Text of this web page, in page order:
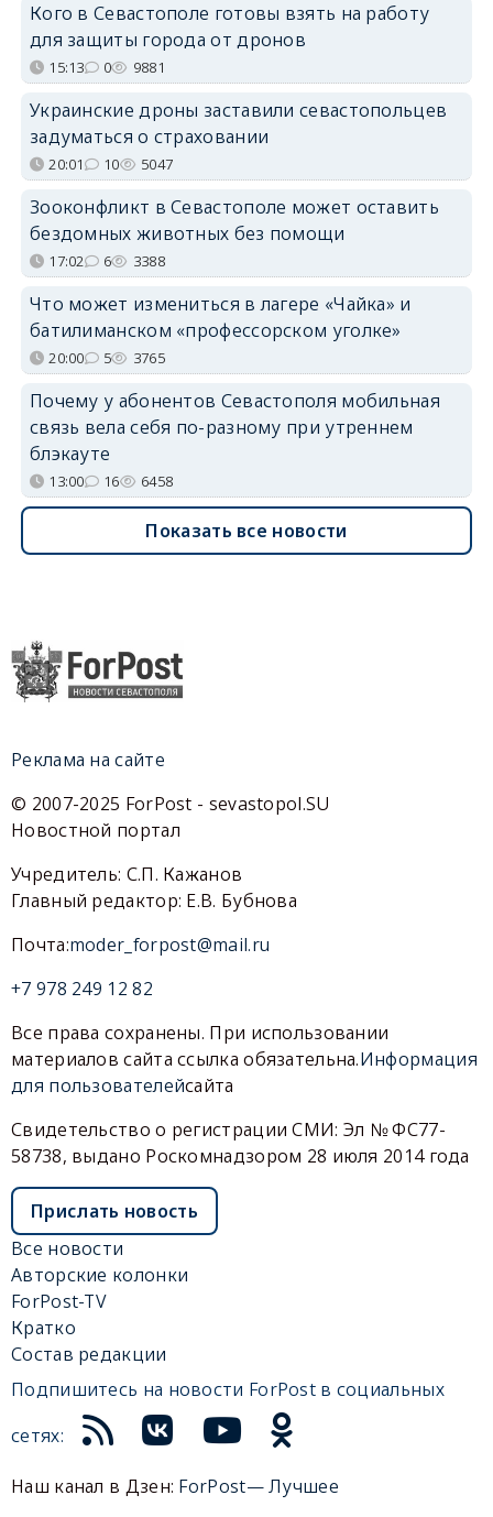
Кого в Севастополе готовы взять на работу
для защиты города от дронов
15:13 0 9881
Украинские дроны заставили севастопольцев
задуматься о страховании
20:01 10 5047
Зооконфликт в Севастополе может оставить
бездомных животных без помощи
17:02 6 3388
Что может измениться в лагере «Чайка» и
батилиманском «профессорском уголке»
20:00 5 3765
Почему у абонентов Севастополя мобильная
связь вела себя по-разному при утреннем
блэкауте
13:00 16 6458
Показать все новости
Реклама на сайте
© 2007-2025 ForPost - sevastopol.SU
Новостной портал
Учредитель: С.П. Кажанов
Главный редактор: Е.В. Бубнова
Почта:moder_forpost@mail.ru
+7 978 249 12 82
Все права сохранены. При использовании
материалов сайта ссылка обязательна.Информация
для пользователейсайта
Свидетельство о регистрации СМИ: Эл № ФС77-
58738, выдано Роскомнадзором 28 июля 2014 года
Прислать новость
Все новости
Авторские колонки
ForPost-TV
Кратко
Состав редакции
Подпишитесь на новости ForPost в социальных
сетях:
Наш канал в Дзен: ForPost— Лучшее